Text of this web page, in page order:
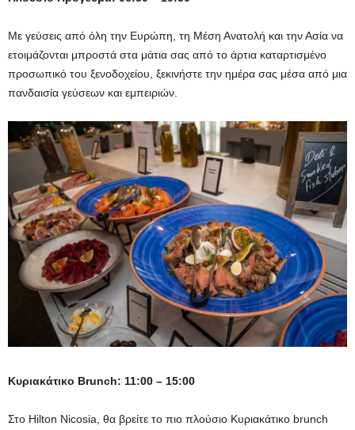
Με γεύσεις από όλη την Ευρώπη, τη Μέση Ανατολή και την Ασία να
ετοιμάζονται μπροστά στα μάτια σας από το άρτια καταρτισμένο
προσωπικό του ξενοδοχείου, ξεκινήστε την ημέρα σας μέσα από μια
πανδαισία γεύσεων και εμπειριών.
Κυριακάτικο Brunch: 11:00 – 15:00
Στo Hilton Nicosia, θα βρείτε το πιο πλούσιο Κυριακάτικο brunch